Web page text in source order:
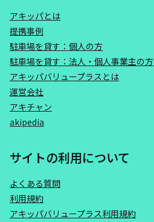
アキッパとは
提携事例
駐車場を貸す：個人の方
駐車場を貸す：法人・個人事業主の方
アキッパバリュープラスとは
運営会社
アキチャン
akipedia
サイトの利用について
よくある質問
利用規約
アキッパバリュープラス利用規約